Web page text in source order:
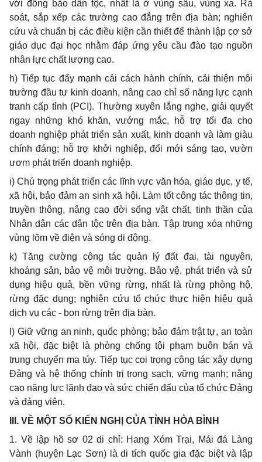
với đồng bào dân tộc, nhất là ở vùng sâu, vùng xa. Rà
soát, sắp xếp các trường cao đẳng trên địa bàn; nghiên
cứu và chuẩn bị các điều kiện cần thiết để thành lập cơ sở
giáo dục đại học nhằm đáp ứng yêu cầu đào tạo nguồn
nhân lực chất lượng cao.
h) Tiếp tục đẩy mạnh cải cách hành chính, cải thiện môi
trường đầu tư kinh doanh, nâng cao chỉ số năng lực cạnh
tranh cấp tỉnh (PCI). Thường xuyên lắng nghe, giải quyết
ngay những khó khăn, vướng mắc, hỗ trợ tối đa cho
doanh nghiệp phát triển sản xuất, kinh doanh và làm giàu
chính đáng; hỗ trợ khởi nghiệp, đổi mới sáng tạo, vườn
ươm phát triển doanh nghiệp.
i) Chú trọng phát triển các lĩnh vực văn hóa, giáo dục, y tế,
xã hội, bảo đảm an sinh xã hội. Làm tốt công tác thông tin,
truyền thông, nâng cao đời sống vật chất, tinh thần của
Nhân dân các dân tộc trên địa bàn. Tập trung xóa những
vùng lõm về điện và sóng di động.
k) Tăng cường công tác quản lý đất đai, tài nguyên,
khoáng sản, bảo vệ môi trường. Bảo vệ, phát triển và sử
dụng hiệu quả, bền vững rừng, nhất là rừng phòng hộ,
rừng đặc dụng; nghiên cứu tổ chức thực hiện hiệu quả
dịch vụ các - bon rừng trên địa bàn.
l) Giữ vững an ninh, quốc phòng; bảo đảm trật tự, an toàn
xã hội, đặc biệt là phòng chống tội phạm buôn bán và
trung chuyển ma túy. Tiếp tục coi trọng công tác xây dựng
Đảng và hệ thống chính trị trong sạch, vững mạnh; nâng
cao năng lực lãnh đạo và sức chiến đấu của tổ chức Đảng
và đảng viên.
III. VỀ MỘT SỐ KIẾN NGHỊ CỦA TỈNH HÒA BÌNH
1. Về lập hồ sơ 02 di chỉ: Hang Xóm Trại, Mái đá Làng
Vành (huyện Lạc Sơn) là di tích quốc gia đặc biệt và lập